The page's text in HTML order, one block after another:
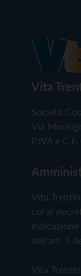
Vita
Società
Via
P.IVA e
Vita
cui al
dell'art. 5
Vita